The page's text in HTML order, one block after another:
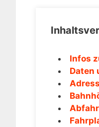
Infos
Daten